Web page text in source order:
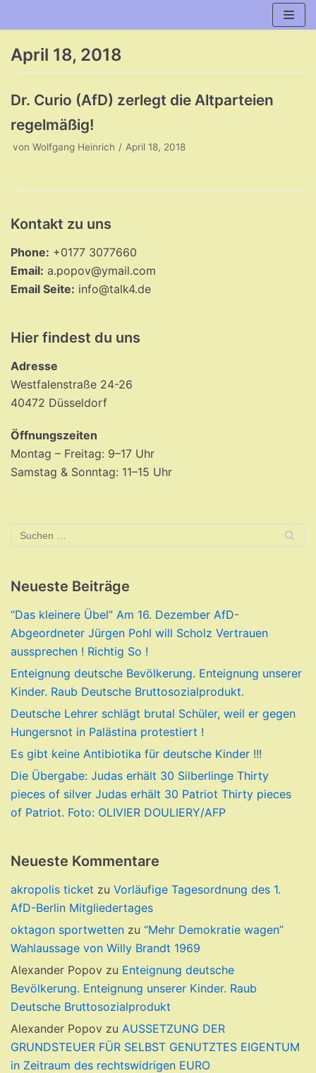
April 18, 2018
Dr. Curio (AfD) zerlegt die Altparteien
regelmäßig!
von Wolfgang Heinrich April 18, 2018
Kontakt zu uns
Phone: +0177 3077660
Email: a.popov@ymail.com
Email Seite: info@talk4.de
Hier findest du uns
Adresse
Westfalenstraße 24-26
40472 Düsseldorf
Öffnungszeiten
Montag – Freitag: 9–17 Uhr
Samstag & Sonntag: 11–15 Uhr
Neueste Beiträge
“Das kleinere Übel” Am 16. Dezember AfD-
Abgeordneter Jürgen Pohl will Scholz Vertrauen
aussprechen ! Richtig So !
Enteignung deutsche Bevölkerung. Enteignung unserer
Kinder. Raub Deutsche Bruttosozialprodukt.
Deutsche Lehrer schlägt brutal Schüler, weil er gegen
Hungersnot in Palästina protestiert !
Es gibt keine Antibiotika für deutsche Kinder !!!
Die Übergabe: Judas erhält 30 Silberlinge Thirty
pieces of silver Judas erhält 30 Patriot Thirty pieces
of Patriot. Foto: OLIVIER DOULIERY/AFP
Neueste Kommentare
akropolis ticket zu Vorläufige Tagesordnung des 1.
AfD-Berlin Mitgliedertages
oktagon sportwetten zu “Mehr Demokratie wagen”
Wahlaussage von Willy Brandt 1969
Alexander Popov zu Enteignung deutsche
Bevölkerung. Enteignung unserer Kinder. Raub
Deutsche Bruttosozialprodukt
Alexander Popov zu AUSSETZUNG DER
GRUNDSTEUER FÜR SELBST GENUTZTES EIGENTUM
in Zeitraum des rechtswidrigen EURO